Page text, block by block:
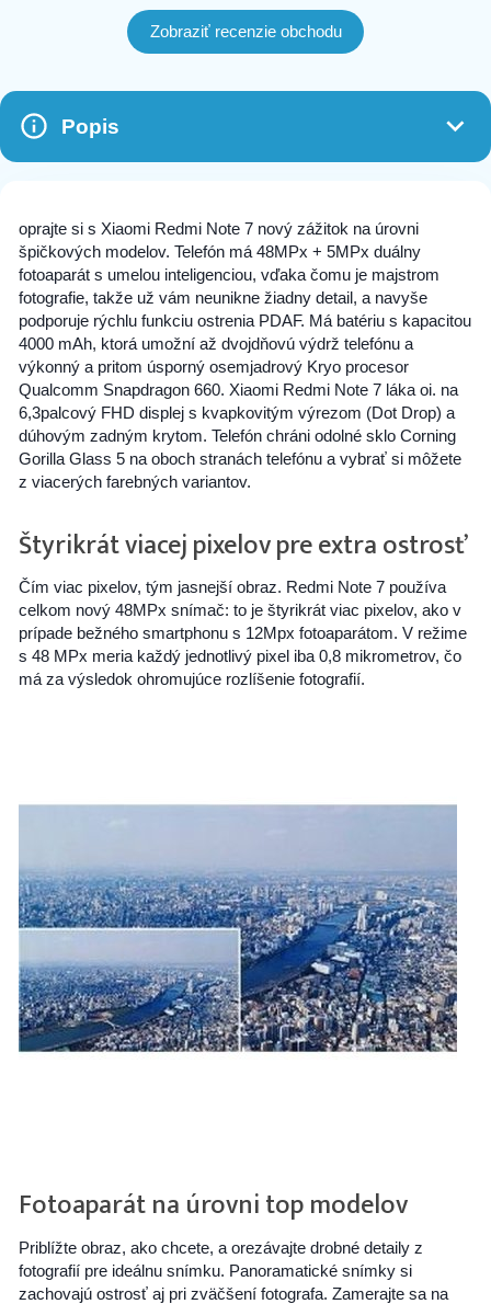
Zobraziť recenzie obchodu
Popis
oprajte si s Xiaomi Redmi Note 7 nový zážitok na úrovni
špičkových modelov. Telefón má 48MPx + 5MPx duálny
fotoaparát s umelou inteligenciou, vďaka čomu je majstrom
fotografie, takže už vám neunikne žiadny detail, a navyše
podporuje rýchlu funkciu ostrenia PDAF. Má batériu s kapacitou
4000 mAh, ktorá umožní až dvojdňovú výdrž telefónu a
výkonný a pritom úsporný osemjadrový Kryo procesor
Qualcomm Snapdragon 660. Xiaomi Redmi Note 7 láka oi. na
6,3palcový FHD displej s kvapkovitým výrezom (Dot Drop) a
dúhovým zadným krytom. Telefón chráni odolné sklo Corning
Gorilla Glass 5 na oboch stranách telefónu a vybrať si môžete
z viacerých farebných variantov.
Štyrikrát viacej pixelov pre extra ostrosť
Čím viac pixelov, tým jasnejší obraz. Redmi Note 7 používa
celkom nový 48MPx snímač: to je štyrikrát viac pixelov, ako v
prípade bežného smartphonu s 12Mpx fotoaparátom. V režime
s 48 MPx meria každý jednotlivý pixel iba 0,8 mikrometrov, čo
má za výsledok ohromujúce rozlíšenie fotografií.
Fotoaparát na úrovni top modelov
Priblížte obraz, ako chcete, a orezávajte drobné detaily z
fotografií pre ideálnu snímku. Panoramatické snímky si
zachovajú ostrosť aj pri zväčšení fotografa. Zamerajte sa na